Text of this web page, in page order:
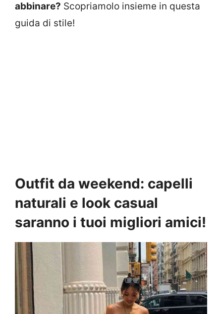
abbinare? Scopriamolo insieme in questa
guida di stile!
Outfit da weekend: capelli
naturali e look casual
saranno i tuoi migliori amici!